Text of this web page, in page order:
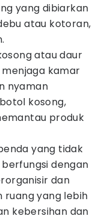
yang dibiarkan
atau kotoran,
atau daur
kamar
nyaman
kosong,
produk
yang tidak
dengan
dan
ruang yang lebih
kebersihan dan